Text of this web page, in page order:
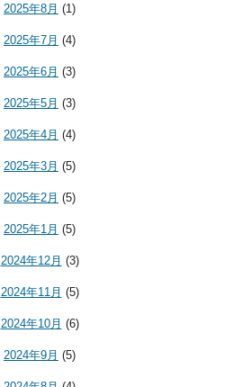
2025年8月 (1)
2025年7月 (4)
2025年6月 (3)
2025年5月 (3)
2025年4月 (4)
2025年3月 (5)
2025年2月 (5)
2025年1月 (5)
2024年12月 (3)
2024年11月 (5)
2024年10月 (6)
2024年9月 (5)